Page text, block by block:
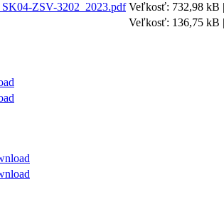
ZSV-3202_2023.pdf Veľkosť: 732,98 kB
Veľkosť: 136,75 kB